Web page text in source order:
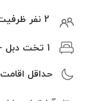
2 نفر ظرفیت اقامتگاه
1 تخت دبل - بدون تخت سینگل
حداقل اقامت